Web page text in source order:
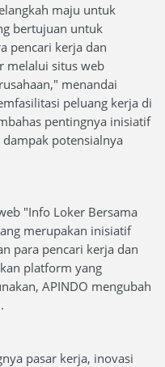
maju untuk
bertujuan untuk
pencari kerja dan
melalui situs web
menandai
peluang kerja di
pentingnya inisiatif
potensialnya
"Info Loker Bersama
merupakan inisiatif
para pencari kerja dan
platform yang
APINDO mengubah
pasar kerja, inovasi